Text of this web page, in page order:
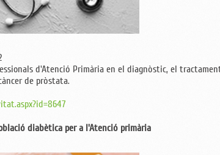
d'Atenció Primària en el diagnòstic, el
de pròstata.
diabètica per a l'Atenció primària